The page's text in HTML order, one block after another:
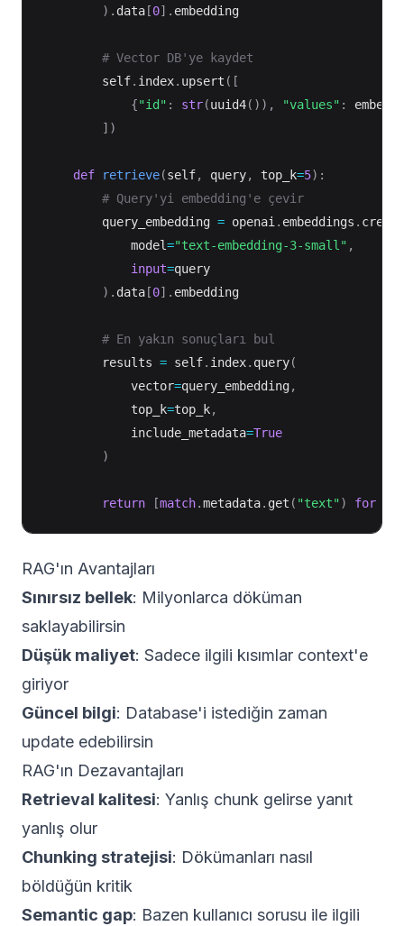
) . data[0] . embedding
# Vector DB'ye kaydet
        self
. index. upsert ( [
{"id" : str(uuid4( ) ) , "values" :
] )
def retrieve(self, query, top_k=5) :
# Query'yi embedding'e çevir
        query_embedding
= openai . embeddings . create
            model
="text-embedding-3-small" ,
input=query
) . data[0] . embedding
# En yakın sonuçları bul
        results
= self. index. query(
            vector
=query_embedding,
            top_k
=top_k,
            include_metadata
=True
)
return [match.metadata. get ( "text") for
RAG'ın Avantajları
Sınırsız bellek: Milyonlarca döküman
saklayabilirsin
Düşük maliyet: Sadece ilgili kısımlar context'e
giriyor
Güncel bilgi: Database'i istediğin zaman
update edebilirsin
RAG'ın Dezavantajları
Retrieval kalitesi: Yanlış chunk gelirse yanıt
yanlış olur
Chunking stratejisi: Dökümanları nasıl
böldüğün kritik
Semantic gap: Bazen kullanıcı sorusu ile ilgili